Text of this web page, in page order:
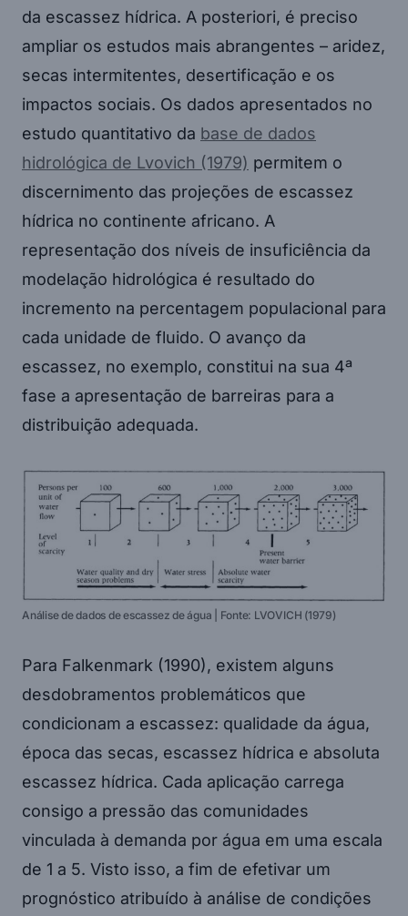
da escassez hídrica. A posteriori, é preciso
ampliar os estudos mais abrangentes – aridez,
secas intermitentes, desertificação e os
impactos sociais. Os dados apresentados no
estudo quantitativo da base de dados
hidrológica de Lvovich (1979) permitem o
discernimento das projeções de escassez
hídrica no continente africano. A
representação dos níveis de insuficiência da
modelação hidrológica é resultado do
incremento na percentagem populacional para
cada unidade de fluido. O avanço da
escassez, no exemplo, constitui na sua 4ª
fase a apresentação de barreiras para a
distribuição adequada.
Análise de dados de escassez de água | Fonte: LVOVICH (1979)
Para Falkenmark (1990), existem alguns
desdobramentos problemáticos que
condicionam a escassez: qualidade da água,
época das secas, escassez hídrica e absoluta
escassez hídrica. Cada aplicação carrega
consigo a pressão das comunidades
vinculada à demanda por água em uma escala
de 1 a 5. Visto isso, a fim de efetivar um
prognóstico atribuído à análise de condições